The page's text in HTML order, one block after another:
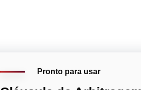
Pronto para usar